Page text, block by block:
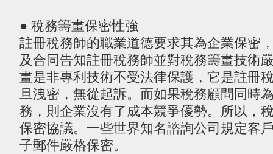
● 稅務籌畫保密性強
註冊稅務師的職業道德要求其為企業保密
及合同告知註冊稅務師並對稅務籌畫技術
畫是非專利技術不受法律保護，它是註冊
旦洩密，無從起訴。而如果稅務顧問同時
務，則企業沒有了成本競爭優勢。所以，
保密協議。一些世界知名諮詢公司規定客
子郵件嚴格保密。